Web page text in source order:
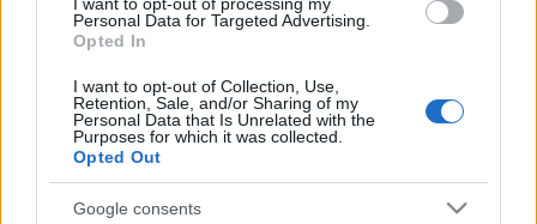
I want to opt-out of processing my
Personal Data for Targeted Advertising.
Opted In
I want to opt-out of Collection, Use,
Retention, Sale, and/or Sharing of my
Personal Data that Is Unrelated with the
Purposes for which it was collected.
Opted Out
Google consents
Ajánlott bejegyzések:
Szinkronhangok: Doktor Murphy (The
Good Doctor)